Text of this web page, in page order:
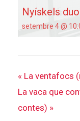
Nyískels
setembre 4 @
« La ventafocs
La vaca que
contes) »